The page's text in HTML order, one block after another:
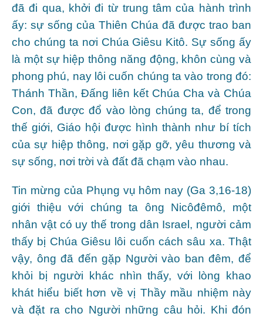
đã đi qua, khởi đi từ trung tâm của hành trình
ấy: sự sống của Thiên Chúa đã được trao ban
cho chúng ta nơi Chúa Giêsu Kitô. Sự sống ấy
là một sự hiệp thông năng động, khôn cùng và
phong phú, nay lôi cuốn chúng ta vào trong đó:
Thánh Thần, Đấng liên kết Chúa Cha và Chúa
Con, đã được đổ vào lòng chúng ta, để trong
thế giới, Giáo hội được hình thành như bí tích
của sự hiệp thông, nơi gặp gỡ, yêu thương và
sự sống, nơi trời và đất đã chạm vào nhau.
Tin mừng của Phụng vụ hôm nay (Ga 3,16-18)
giới thiệu với chúng ta ông Nicôđêmô, một
nhân vật có uy thế trong dân Israel, người cảm
thấy bị Chúa Giêsu lôi cuốn cách sâu xa. Thật
vậy, ông đã đến gặp Người vào ban đêm, để
khỏi bị người khác nhìn thấy, với lòng khao
khát hiểu biết hơn về vị Thầy mầu nhiệm này
và đặt ra cho Người những câu hỏi. Khi đón